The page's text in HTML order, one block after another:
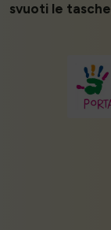
svuoti le tasche